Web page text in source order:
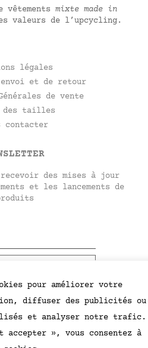
vêtements mixte made in
valeurs de l’upcycling.
légales
et de retour
de vente
des tailles
contacter
des mises à jour
et les lancements de